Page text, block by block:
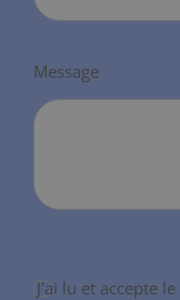
Message
J'ai lu et accepte le